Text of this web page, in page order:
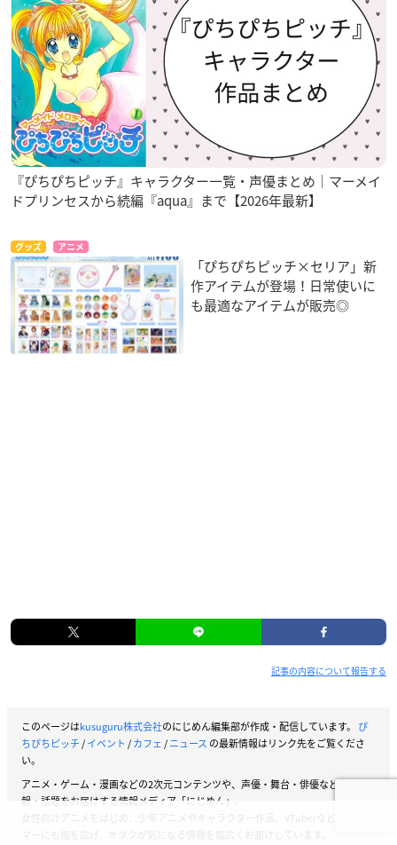
『ぴちぴちピッチ』キャラクター一覧・声優まとめ｜マーメイ
ドプリンセスから続編『aqua』まで【2026年最新】
グッズ アニメ
「ぴちぴちピッチ×セリア」新
作アイテムが登場！日常使いに
も最適なアイテムが販売◎
記事の内容について報告する
このページはkusuguru株式会社のにじめん編集部が作成・配信しています。 ぴ
ちぴちピッチ/イベント /カフェ/ニュース の最新情報はリンク先をご覧くださ
い。
アニメ・ゲーム・漫画などの2次元コンテンツや、声優・舞台・俳優などの情
報・話題をお届けする情報メディア「にじめん」。
女性向けアニメをはじめ、少年アニメやキャラクター作品、VTuberなどストリー
マーにも幅を広げ、オタクが気になる情報を幅広くお届けしています。